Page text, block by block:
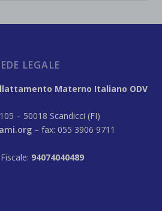
LEGALE
Materno Italiano ODV
– 50018 Scandicci (FI)
– fax: 055 3906 9711
94074040489